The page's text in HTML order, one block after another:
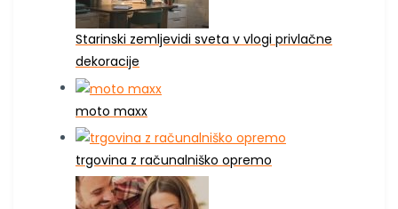
Starinski zemljevidi sveta v vlogi privlačne
dekoracije
moto maxx
trgovina z računalniško opremo